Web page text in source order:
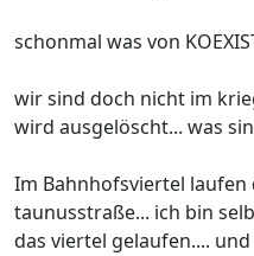
schonmal was von
wir sind doch nicht im
wird ausgelöscht... was
Im Bahnhofsviertel
taunusstraße... ich bin
das viertel gelaufen....